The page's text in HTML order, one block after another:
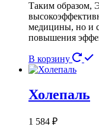
Таким образом,
медицины, но и с
повышения
В корзину
Холепаль
1 584 ₽